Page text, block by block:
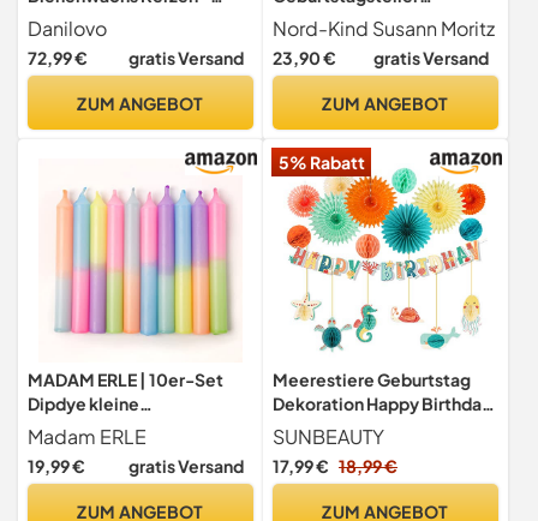
Orthodoxe Kerzen für
Gebet, Rituals, Tischdeko
Hochzeit - Ungiftig, Ruß -
Nachhaltige Produkte,
Danilovo
72,99 € gratis Versand
ZUM ANGEBOT
personalisiert – Wal 1
Nord-Kind Susann Moritz
23,90 € gratis Versand
ZUM ANGEBOT
MADAM ERLE | 10er-Set
Dipdye kleine
Geburtstagskerzen | SUSI |
handgemachte Kerzen für
Geburtstagszug| neon |
Madam ERLE
19,99 € gratis Versand
ZUM ANGEBOT
5% Rabatt
Meerestiere Geburtstag
Dekoration Happy Birthday
Girlande Papier Fächer
Kindergeburtstag Deko
Unterwasser Party
SUNBEAUTY
17,99 € 18,99 €
ZUM ANGEBOT